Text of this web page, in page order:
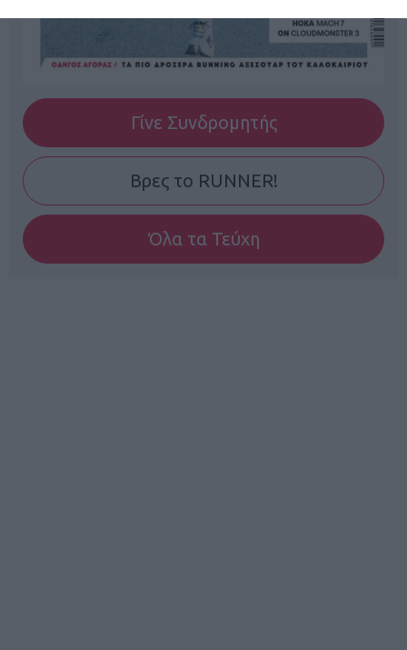
Γίνε Συνδρομητής
Βρες το RUNNER!
Όλα τα Τεύχη